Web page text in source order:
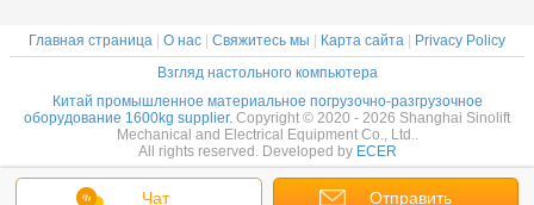
Чат Отправить
Главная страница | О нас | Свяжитесь мы | Карта сайта | Privacy Policy
Взгляд настольного компьютера
Китай промышленное материальное погрузочно-разгрузочное
оборудование 1600kg supplier. Copyright © 2020 - 2026 Shanghai Sinolift
Mechanical and Electrical Equipment Co., Ltd..
All rights reserved. Developed by ECER